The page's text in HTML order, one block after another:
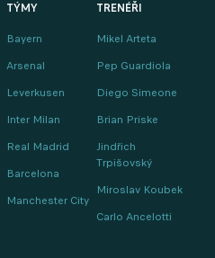
TÝMY
Bayern
Arsenal
Leverkusen
Inter Milan
Real Madrid
Barcelona
Manchester City
TRENÉŘI
Mikel Arteta
Pep Guardiola
Diego Simeone
Brian Priske
Jindřich
Trpišovský
Miroslav Koubek
Carlo Ancelotti